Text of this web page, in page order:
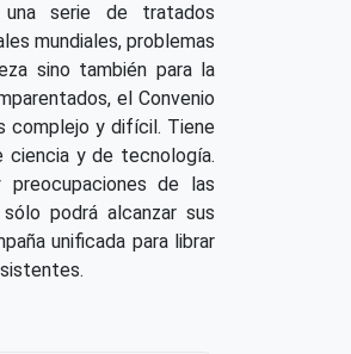
serie de tratados
mundiales, problemas
sino también para la
el Convenio
complejo y difícil. Tiene
y de tecnología.
de las
podrá alcanzar sus
unificada para librar